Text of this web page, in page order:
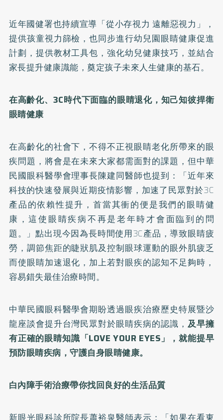
近年國健署也持續宣導「從小存視力 遠離惡視力」，
提供孩童視力篩檢，也同步進行幼兒園眼睛健康促進
計劃，提供教材工具包，強化幼兒健康技巧，並結合
家長提升健康識能，奠定孩子未來人生健康的基石。
在高齡化、3C時代下面臨的眼睛退化，知己知彼捍衛
眼睛健康
在高齡化的社會下，不得不正視眼睛老化所帶來的眼
疾問題，將會是在未來大家都需面對的課題，但中華
民國眼科醫學會理事長陳建同醫師也提到：「近年來
科技的快速發展與近期疫情影響，加速了民眾對於3C
產品的依賴性提升，首當其衝的便是我們的眼睛健
康，這使眼睛疾病不再是老年時才會面臨到的問
題。」點出現今因為長時間使用3C產品，導致眼睛疲
勞，調節焦距的睫狀肌及控制眼球運動的眼外肌疲乏
而使眼睛加速退化，加上若對眼疾的認知不足夠時，
容易錯失最佳治療時間。
中華民國眼科醫學會期盼透過眼疾治療歷史特展暨沙
龍座談會提升台灣民眾對於眼睛疾病的認識， 及早擁
有正確的眼睛知識「LOVE YOUR EYES」，就能提早
預防眼睛疾病，守護自身眼睛健康。
白內障手術治療帶你找回良好的生活品質